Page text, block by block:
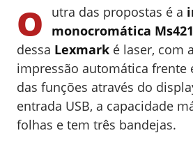
O utra das propostas é a
monocromática
dessa Lexmark é laser, com
impressão automática frente
das funções através do
entrada USB, a capacidade
folhas e tem três bandejas.